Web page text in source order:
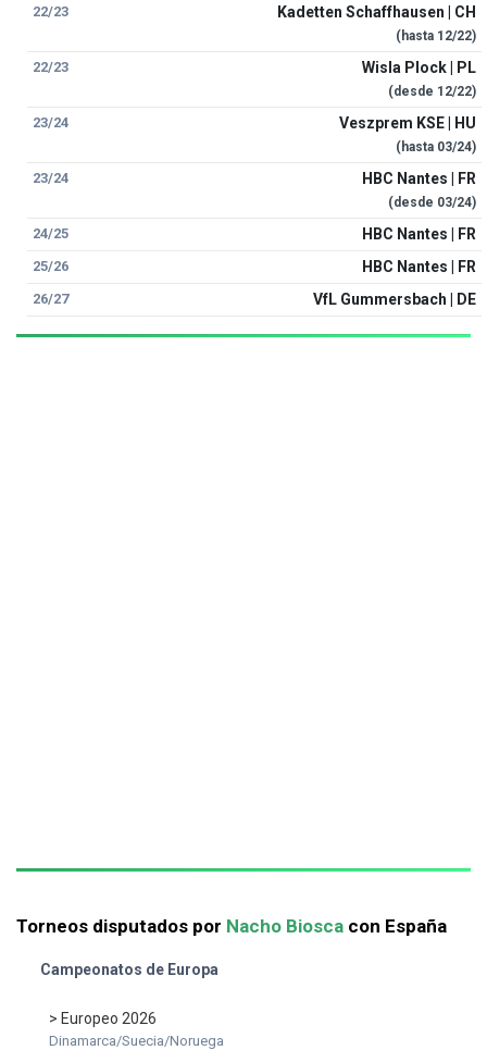
22/23 Kadetten Schaffhausen | CH
(hasta 12/22)
22/23 Wisla Plock | PL
(desde 12/22)
23/24 Veszprem KSE | HU
(hasta 03/24)
23/24 HBC Nantes | FR
(desde 03/24)
24/25 HBC Nantes | FR
25/26 HBC Nantes | FR
26/27 VfL Gummersbach | DE
Torneos disputados por Nacho Biosca con España
Campeonatos de Europa
> Europeo 2026
Dinamarca/Suecia/Noruega